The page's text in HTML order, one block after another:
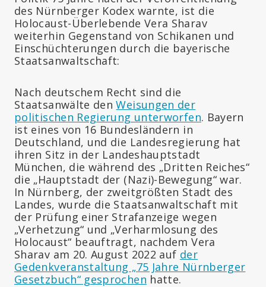
des Nürnberger Kodex warnte, ist die
Holocaust-Überlebende Vera Sharav
weiterhin Gegenstand von Schikanen und
Einschüchterungen durch die bayerische
Staatsanwaltschaft:
Nach deutschem Recht sind die
Staatsanwälte denWeisungen der
politischen Regierung unterworfen. Bayern
ist eines von 16 Bundesländern in
Deutschland, und die Landesregierung hat
ihren Sitz in der Landeshauptstadt
München, die während des „Dritten Reiches“
die „Hauptstadt der (Nazi)-Bewegung“ war.
In Nürnberg, der zweitgrößten Stadt des
Landes, wurde die Staatsanwaltschaft mit
der Prüfung einer Strafanzeige wegen
„Verhetzung“ und „Verharmlosung des
Holocaust“ beauftragt, nachdem Vera
Sharav am 20. August 2022 auf der
Gedenkveranstaltung „75 Jahre Nürnberger
Gesetzbuch“ gesprochen hatte.